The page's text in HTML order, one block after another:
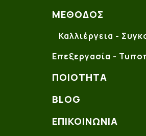
ΜΈΘΟΔΟΣ
Καλλιέργεια -
Επεξεργασία -
ΠΟΙΌΤΗΤΑ
BLOG
ΕΠΙΚΟΙΝΩΝΊΑ